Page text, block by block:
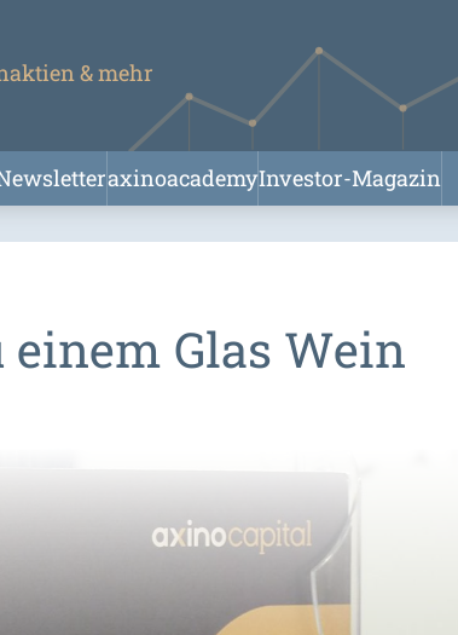
& mehr
axinoacademyInvestor-Magazin
Glas Wein